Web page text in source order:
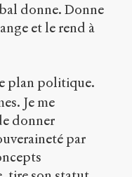
donne. Donne
et le rend à
plan politique.
Je me
donner
par